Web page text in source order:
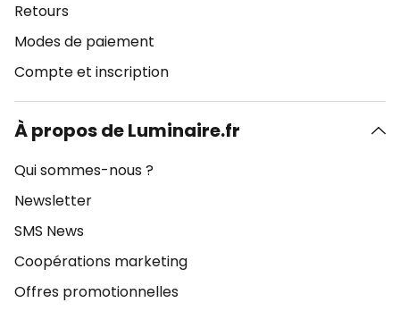
Retours
Modes de paiement
Compte et inscription
À propos de Luminaire.fr
Qui sommes-nous ?
Newsletter
SMS News
Coopérations marketing
Offres promotionnelles